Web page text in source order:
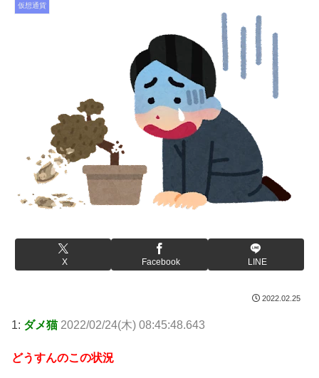
仮想通貨
X Facebook LINE
2022.02.25
1: ダメ猫 2022/02/24(木) 08:45:48.643
どうすんのこの状況